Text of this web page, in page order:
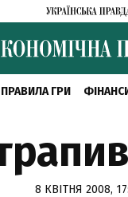
ПРАВИЛА ГРИ
8 КВІТНЯ 2008,